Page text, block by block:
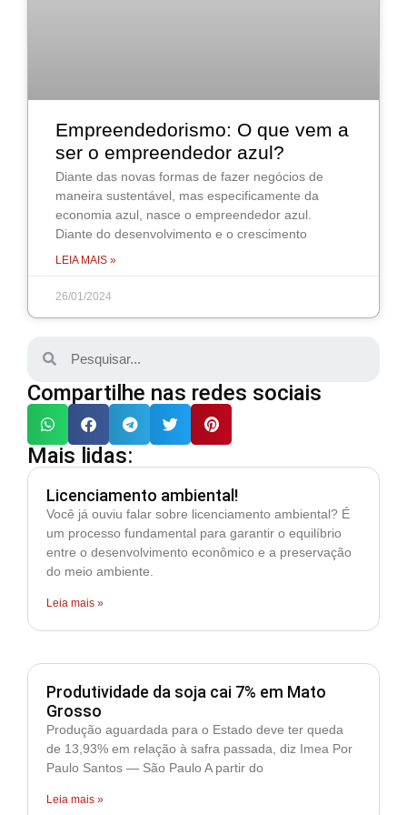
Empreendedorismo: O que vem a
ser o empreendedor azul?
Diante das novas formas de fazer negócios de
maneira sustentável, mas especificamente da
economia azul, nasce o empreendedor azul.
Diante do desenvolvimento e o crescimento
LEIA MAIS »
26/01/2024
Compartilhe nas redes sociais
Mais lidas:
Licenciamento ambiental!
Você já ouviu falar sobre licenciamento ambiental? É
um processo fundamental para garantir o equilíbrio
entre o desenvolvimento econômico e a preservação
do meio ambiente.
Leia mais »
Produtividade da soja cai 7% em Mato
Grosso
Produção aguardada para o Estado deve ter queda
de 13,93% em relação à safra passada, diz Imea Por
Paulo Santos — São Paulo A partir do
Leia mais »